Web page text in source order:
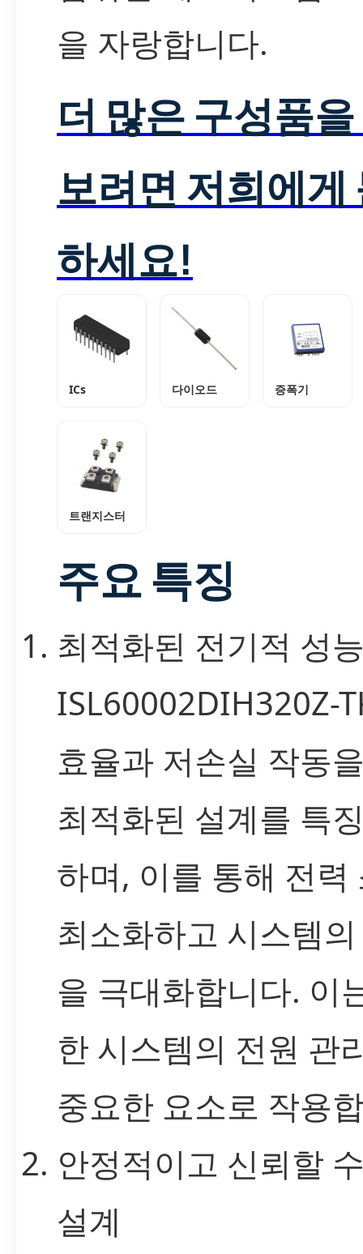
을 자랑합니다.
더 많은 구성품
보려면 저희에게
하세요!
ICs 다이오드 증폭기
트랜지스터
주요 특징
최적화된 전기적 성
ISL60002DIH320Z-
효율과 저손실 작동
최적화된 설계를 특
하며, 이를 통해 전력
최소화하고 시스템
을 극대화합니다. 이
한 시스템의 전원 관
중요한 요소로 작용
안정적이고 신뢰할
설계